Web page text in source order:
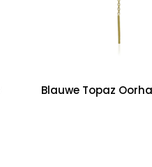
Blauwe Topaz